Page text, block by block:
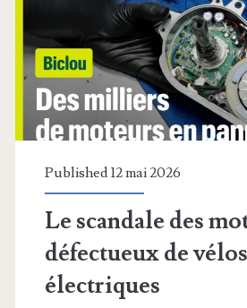
Published 12 mai 2026
Le scandale des
défectueux de vélos
électriques